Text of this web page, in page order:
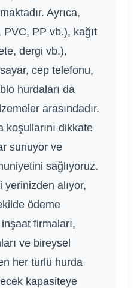
Ayrıca,
PVC, PP vb.), kağıt
dergi vb.),
cep telefonu,
hurdaları da
arasındadır.
koşullarını dikkate
sunuyor ve
sağlıyoruz.
alıyor,
ödeme
firmaları,
ve bireysel
her türlü hurda
kapasiteye